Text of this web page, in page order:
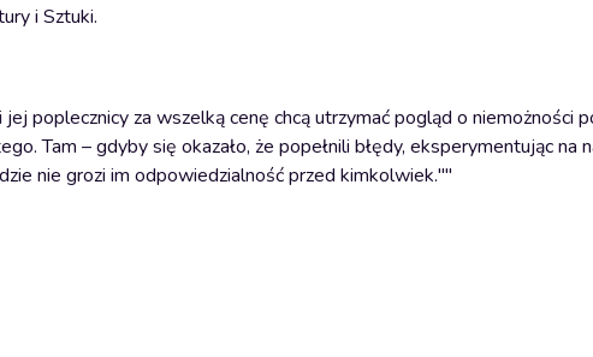
i Sztuki.
poplecznicy za wszelką cenę chcą utrzymać pogląd o niemożności
Tam – gdyby się okazało, że popełnili błędy, eksperymentując na
nie grozi im odpowiedzialność przed kimkolwiek.""